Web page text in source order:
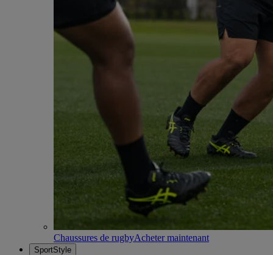
Chaussures de rugbyAcheter maintenant
SportStyle